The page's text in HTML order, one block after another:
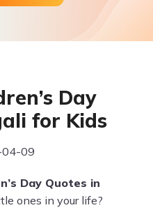
Day
for Kids
04-09
Day Quotes in
ones in your life?